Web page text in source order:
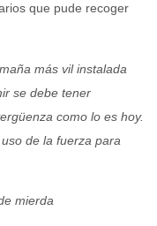
que pude recoger
más vil instalada
se debe tener
como lo es hoy.
de la fuerza para
mierda